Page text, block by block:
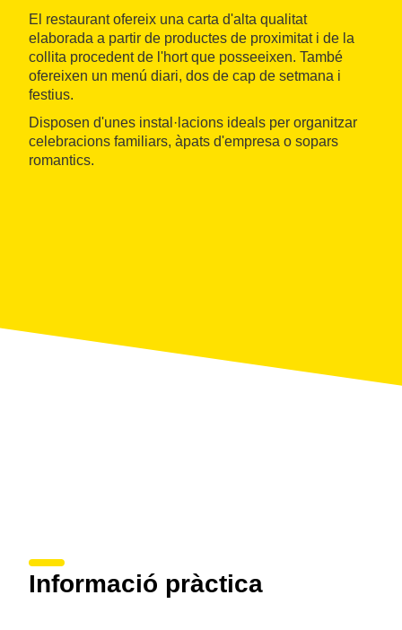
El restaurant ofereix una carta d'alta qualitat
elaborada a partir de productes de proximitat i de la
collita procedent de l'hort que posseeixen. També
ofereixen un menú diari, dos de cap de setmana i
festius.
Disposen d'unes instal·lacions ideals per organitzar
celebracions familiars, àpats d'empresa o sopars
romantics.
Informació pràctica